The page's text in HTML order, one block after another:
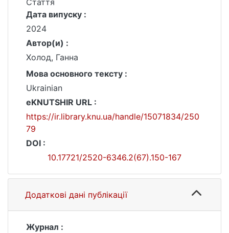
Стаття
Дата випуску :
2024
Автор(и) :
Холод, Ганна
Мова основного тексту :
Ukrainian
eKNUTSHIR URL :
https://ir.library.knu.ua/handle/15071834/250
79
DOI :
10.17721/2520-6346.2(67).150-167
Додаткові дані публікації
Журнал :